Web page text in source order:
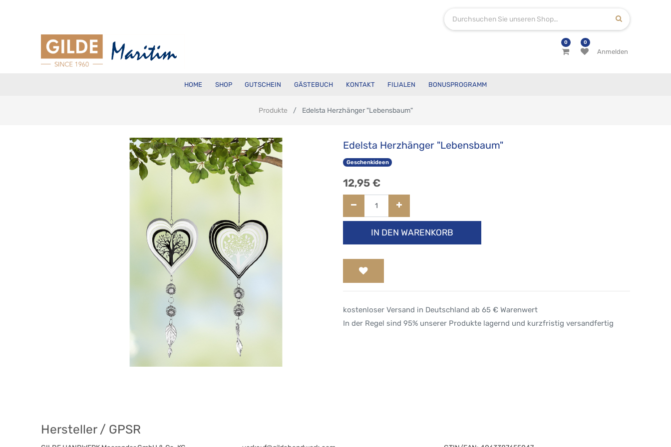
0 0
Anmelden
HOME SHOP GUTSCHEIN GÄSTEBUCH KONTAKT FILIALEN BONUSPROGRAMM
Produkte Edelsta Herzhänger "Lebensbaum"
Edelsta Herzhänger "Lebensbaum"
Geschenkideen
12,95 €
IN DEN WARENKORB
kostenloser Versand in Deutschland ab 65 € Warenwert
In der Regel sind 95% unserer Produkte lagernd und kurzfristig versandfertig
Hersteller / GPSR